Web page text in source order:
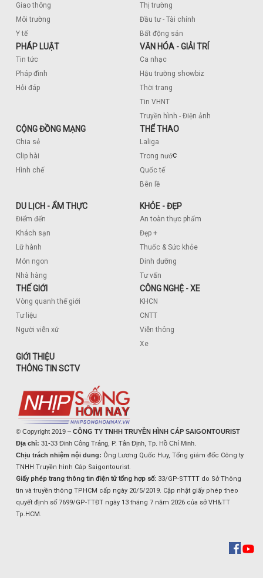
Giao thông
Môi trường
Y tế
Thị trường
Đầu tư - Tài chính
Bất động sản
PHÁP LUẬT
Tin tức
Pháp đình
Hỏi đáp
VĂN HÓA - GIẢI TRÍ
Ca nhạc
Hậu trường showbiz
Thời trang
Tin VHNT
Truyền hình - Điện ảnh
CỘNG ĐỒNG MẠNG
Chia sẻ
Clip hài
Hình chế
THỂ THAO
Laliga
Trong nước
Quốc tế
Bên lề
DU LỊCH - ẨM THỰC
Điểm đến
Khách sạn
Lữ hành
Món ngon
Nhà hàng
KHỎE - ĐẸP
An toàn thực phẩm
Đẹp +
Thuốc & Sức khỏe
Dinh dưỡng
Tư vấn
THẾ GIỚI
Vòng quanh thế giới
Tư liệu
Người viễn xứ
CÔNG NGHỆ - XE
KHCN
CNTT
Viễn thông
Xe
GIỚI THIỆU
THÔNG TIN SCTV
© Copyright 2019 – CÔNG TY TNHH TRUYỀN HÌNH CÁP SAIGONTOURIST
Địa chỉ: 31-33 Đinh Công Tráng, P. Tân Định, Tp. Hồ Chí Minh.
Chịu trách nhiệm nội dung: Ông Lương Quốc Huy, Tổng giám đốc Công ty
TNHH Truyền hình Cáp Saigontourist.
Giấy phép trang thông tin điện tử tổng hợp số: 33/GP-STTTT do Sở Thông
tin và truyền thông TPHCM cấp ngày 20/5/2019. Cập nhật giấy phép theo
quyết định số 7699/GP-TTĐT ngày 13 tháng 7 năm 2026 của sở VH&TT
Tp.HCM.